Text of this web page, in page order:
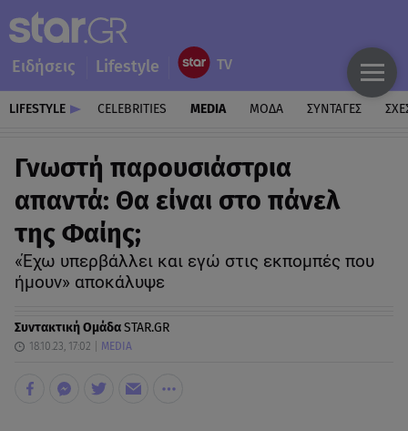
Ειδήσεις Lifestyle
LIFESTYLE CELEBRITIES MEDIA ΜΟΔΑ ΣΥΝΤΑΓΕΣ
Γνωστή παρουσιάστρια
απαντά: Θα είναι στο πάνελ
της Φαίης;
«Έχω υπερβάλλει και εγώ στις εκπομπές που
ήμουν» αποκάλυψε
Συντακτική ΟμάδαSTAR.GR
18.10.23, 17:02 MEDIA